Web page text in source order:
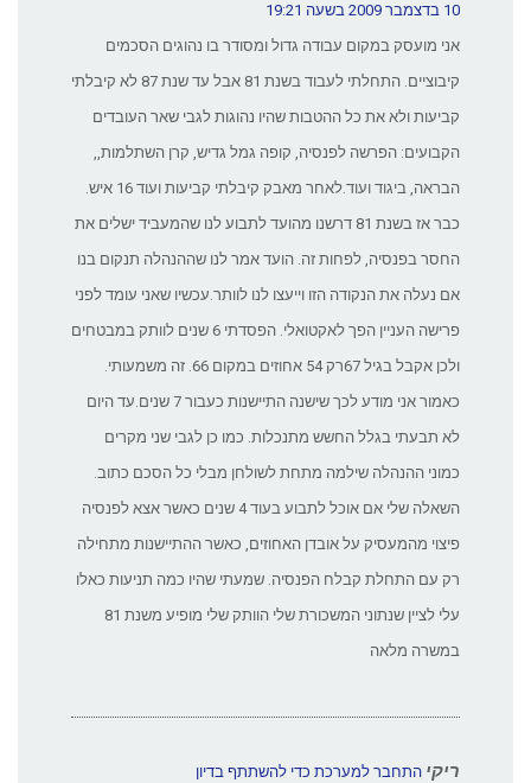
10 בדצמבר 2009 בשעה 19:21
אני מועסק במקום עבודה גדול ומסודר בו נהוגים הסכמים
קיבוציים. התחלתי לעבוד בשנת 81 אבל עד שנת 87 לא קיבלתי
קביעות ולא את כל ההטבות שהיו נהוגות לגבי שאר העובדים
הקבועים: הפרשה לפנסיה, קופה גמל גדיש, קרן השתלמות,,
הבראה, ביגוד ועוד.לאחר מאבק קיבלתי קביעות ועוד 16 איש.
כבר אז בשנת 81 דרשנו מהועד לתבוע לנו שהמעביד ישלים את
החסר בפנסיה, לפחות זה. הועד אמר לנו שההנהלה תנקום בנו
אם נעלה את הנקודה הזו וייעצו לנו לוותר.עכשיו שאני עומד לפני
פרישה העניין הפך לאקטואלי. הפסדתי 6 שנים לוותק במבטחים
ולכן אקבל בגיל 67רק 54 אחוזים במקום 66. זה משמעותי.
כאמור אני מודע לכך שישנה התיישנות כעבור 7 שנים.עד היום
לא תבעתי בגלל החשש מתנכלות. כמו כן לגבי שני מקרים
כמוני ההנהלה שילמה מתחת לשולחן מבלי כל הסכם כתוב.
השאלה שלי אם אוכל לתבוע בעוד 4 שנים כאשר אצא לפנסיה
פיצוי מהמעסיק על אובדן האחוזים, כאשר ההתיישנות מתחילה
רק עם התחלת קבלח הפנסיה. שמעתי שהיו כמה תניעות כאלו
עלי לציין שנתוני המשכורת שלי הוותק שלי מופיע משנת 81
במשרה מלאה
ריקי התחבר למערכת כדי להשתתף בדיון